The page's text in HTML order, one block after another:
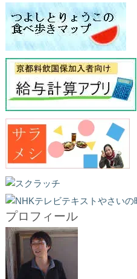
プロフィール